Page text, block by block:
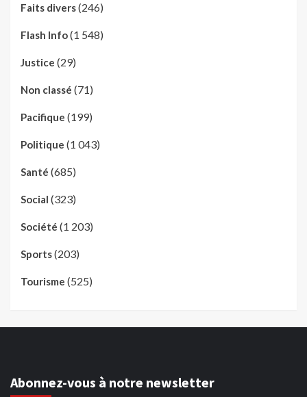
Faits divers(246)
Flash Info(1 548)
Justice (29)
Non classé (71)
Pacifique (199)
Politique (1 043)
Santé (685)
Social (323)
Société (1 203)
Sports(203)
Tourisme (525)
Abonnez-vous à notre newsletter